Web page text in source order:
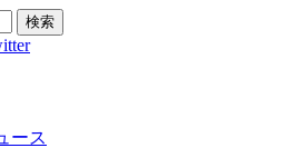
ース